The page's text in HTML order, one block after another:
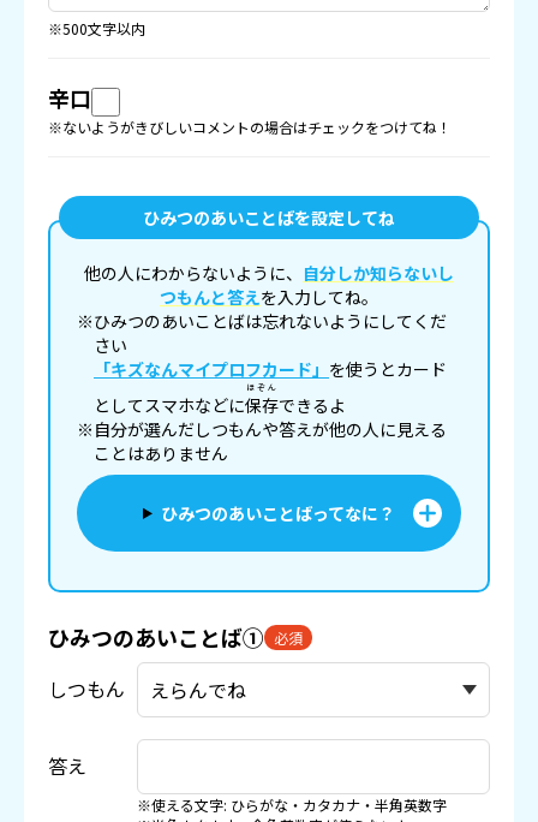
※500文字以内
辛口
※ないようがきびしいコメントの場合はチェックをつけてね！
ひみつのあいことばを設定してね
他の人にわからないように、 自分しか知らないし
つもんと答えを入力してね。
※ひみつのあいことばは忘れないようにしてくだ
さい
「キズなんマイプロフカード」 を使うとカード
としてスマホなどに保存
ほぞん
できるよ
※自分が選んだしつもんや答えが他の人に見える
ことはありません
ひみつのあいことばってなに？
ひみつのあいことば① 必須
しつもん
答え
※使える文字: ひらがな・カタカナ・半角英数字